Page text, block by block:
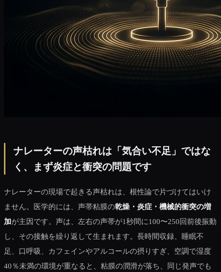
ナレーターの声枯れは「気合い不足」ではな
く、まず炎症と衝突の問題です
ナレーターの現場で起きる声枯れは、根性論で片づけてはいけ
ません。医学的には、声帯粘膜の乾燥・炎症・機械的衝突の増
加が主因です。声は、左右の声帯が1秒間に100〜250回前後振動
し、その接触を繰り返して生まれます。長時間収録、睡眠不
足、口呼吸、カフェインやアルコールの摂りすぎ、空調で湿度
40％未満の環境が重なると、粘膜の潤滑が落ち、同じ発声でも